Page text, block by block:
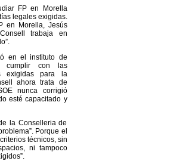
FP en Morella
legales exigidas.
en Morella, Jesús
trabaja en
en el instituto de
cumplir con las
exigidas para la
ahora trata de
nunca corrigió
esté capacitado y
la Conselleria de
Porque el
técnicos, sin
ni tampoco